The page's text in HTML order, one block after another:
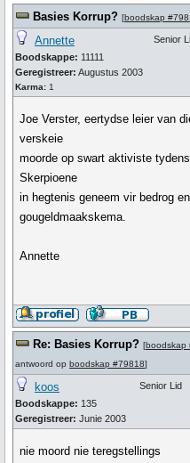
Basies Korrup? [boodskap
Annette
Boodskappe: 11111
Geregistreer: Augustus 2003
Karma: 1
Senior
Joe Verster, eertydse leier van
verskeie
moorde op swart aktiviste
Skerpioene
in hegtenis geneem vir bedrog
gougeldmaakskema.
Annette
Re: Basies Korrup? [boodskap
antwoord op boodskap #79818]
koos
Boodskappe: 135
Geregistreer: Junie 2003
Senior Lid
nie moord nie teregstellings